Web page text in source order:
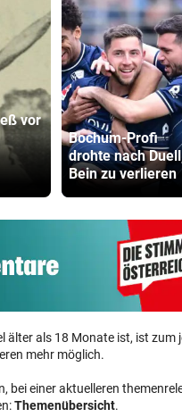
vor
Bochum-Profi
drohte nach
Bein zu verlieren
älter als 18 Monate ist, ist zum
mehr möglich.
bei einer aktuelleren
Themenübersicht.